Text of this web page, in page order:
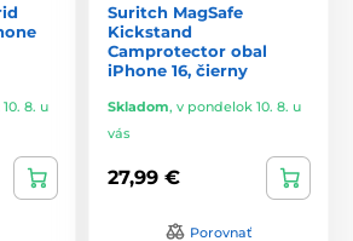
8. u
Suritch MagSafe
Kickstand
Camprotector obal
iPhone 16, čierny
Skladom, v pondelok 10. 8. u
vás
27,99 €
Porovnať